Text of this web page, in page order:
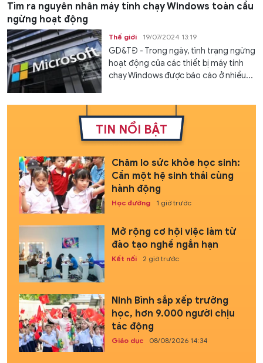
Tìm ra nguyên nhân máy tính chạy Windows toàn cầu
ngừng hoạt động
Thế giới 19/07/2024 13:19
GD&TĐ - Trong ngày, tình trạng ngừng
hoạt động của các thiết bị máy tính
chạy Windows được báo cáo ở nhiều...
TIN NỔI BẬT
Chăm lo sức khỏe học sinh:
Cần một hệ sinh thái cùng
hành động
Học đường 1 giờ trước
Mở rộng cơ hội việc làm từ
đào tạo nghề ngắn hạn
Kết nối 2 giờ trước
Ninh Bình sắp xếp trường
học, hơn 9.000 người chịu
tác động
Giáo dục 08/08/2026 14:34